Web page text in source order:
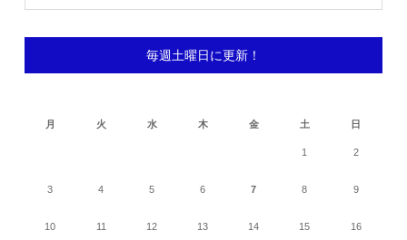
毎週土曜日に更新！
月
火 水 木 金 土 日
1 2
3 4 5 6 7 8 9
10 11 12 13 14 15 16